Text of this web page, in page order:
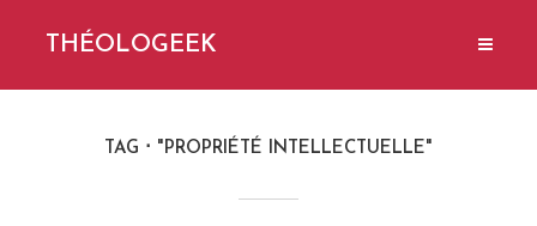
THÉOLOGEEK
TAG "PROPRIÉTÉ INTELLECTUELLE"